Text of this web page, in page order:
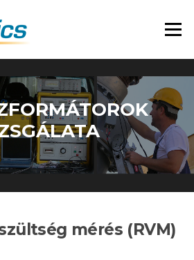
Menü
mérés (RVM)